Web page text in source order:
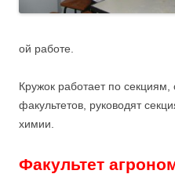
ой работе.
Кружок работает по
факультетов, руководят
химии.
Факультет